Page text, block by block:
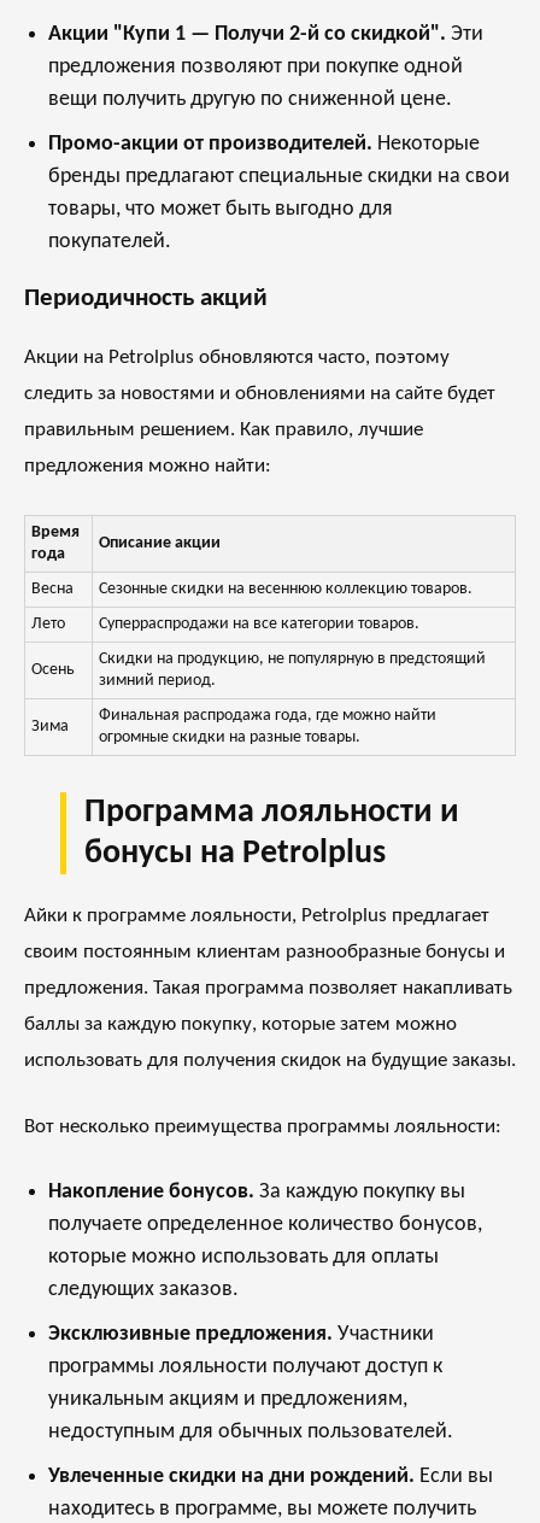
Акции "Купи 1 — Получи 2-й со скидкой". Эти
предложения позволяют при покупке одной
вещи получить другую по сниженной цене.
Промо-акции от производителей. Некоторые
бренды предлагают специальные скидки на свои
товары, что может быть выгодно для
покупателей.
Периодичность акций
Акции на Petrolplus обновляются часто, поэтому
следить за новостями и обновлениями на сайте будет
правильным решением. Как правило, лучшие
предложения можно найти:
Время
года
Описание акции
Весна
Сезонные скидки на весеннюю коллекцию товаров.
Лето
Суперраспродажи на все категории товаров.
Осень
Скидки на продукцию, не популярную в предстоящий
зимний период.
Зима
Финальная распродажа года, где можно найти
огромные скидки на разные товары.
Программа лояльности и
бонусы на Petrolplus
Айки к программе лояльности, Petrolplus предлагает
своим постоянным клиентам разнообразные бонусы и
предложения. Такая программа позволяет накапливать
баллы за каждую покупку, которые затем можно
использовать для получения скидок на будущие заказы.
Вот несколько преимущества программы лояльности:
Накопление бонусов. За каждую покупку вы
получаете определенное количество бонусов,
которые можно использовать для оплаты
следующих заказов.
Эксклюзивные предложения. Участники
программы лояльности получают доступ к
уникальным акциям и предложениям,
недоступным для обычных пользователей.
Увлеченные скидки на дни рождений. Если вы
находитесь в программе, вы можете получить